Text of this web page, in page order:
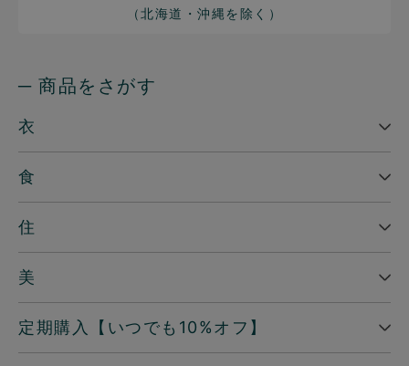
（北海道・沖縄を除く）
─ 商品をさがす
衣
食
住
美
定期購入【いつでも10%オフ】